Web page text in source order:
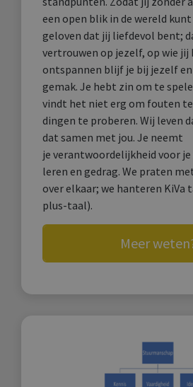
een open blik in de wereld
geloven dat jij liefdevol bent;
vertrouwen op jezelf, op wie jij
ontspannen blijf je bij jezelf en
gemak. Je hebt zin om te
vindt het niet erg om fouten
dingen te proberen. Wij leven
dat samen met jou. Je neemt
je verantwoordelijkheid voor
leren en gedrag. We praten
over elkaar; we hanteren KiVa
plus-taal).
Meer